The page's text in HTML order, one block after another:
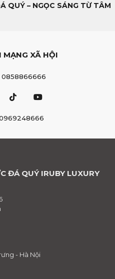
QUÝ – NGỌC SÁNG TỪ TÂM
MẠNG XÃ HỘI
0858866666
ĐÁ QUÝ IRUBY LUXURY
- Hà Nội